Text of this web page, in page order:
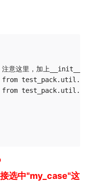
这里，加上
选中"my_case"这